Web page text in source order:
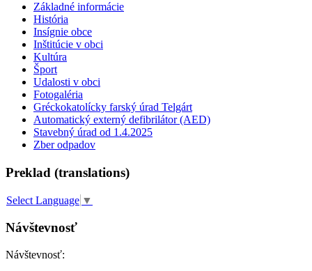
Základné informácie
História
Insígnie obce
Inštitúcie v obci
Kultúra
Šport
Udalosti v obci
Fotogaléria
Gréckokatolícky farský úrad Telgárt
Automatický externý defibrilátor (AED)
Stavebný úrad od 1.4.2025
Zber odpadov
Preklad (translations)
Select Language ▼
Návštevnosť
Návštevnosť: